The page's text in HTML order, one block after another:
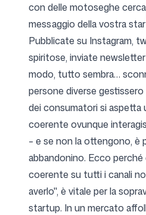
Per agenzie
Blog
Prezzi
con delle motoseghe
messaggio della vostra
Pubblicate su Instagram,
spiritose, inviate newsletter
modo, tutto sembra…
persone diverse gestissero
dei consumatori si aspetta
coerente ovunque
– e se non la ottengono, è
abbandonino. Ecco
coerente su tutti i canali
averlo", è vitale per la
startup. In un mercato